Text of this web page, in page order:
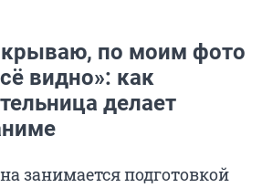
по моим фото
видно»: как
делает
занимается подготовкой